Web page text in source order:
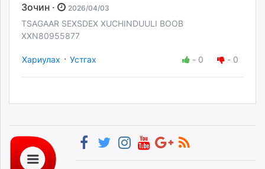
Зочин · 2026/04/03
TSAGAAR SEXSDEX XUCHINDUULI BOOB
XXN80955877
Хариулах · Устгах - 0 - 0